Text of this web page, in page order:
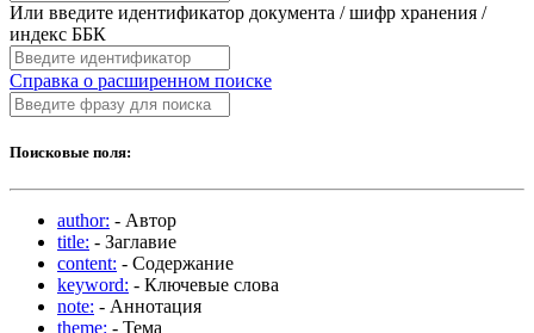
Или введите идентификатор документа / шифр хранения /
индекс ББК
Справка о расширенном поиске
Поисковые поля:
author: - Автор
title: - Заглавие
content: - Содержание
keyword: - Ключевые слова
note: - Аннотация
theme: - Тема